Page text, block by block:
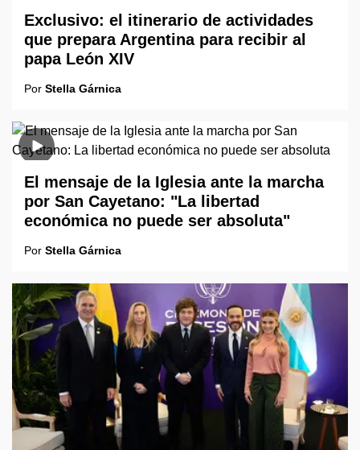
Exclusivo: el itinerario de actividades
que prepara Argentina para recibir al
papa León XIV
Por Stella Gárnica
El mensaje de la Iglesia ante la marcha
por San Cayetano: "La libertad
económica no puede ser absoluta"
Por Stella Gárnica